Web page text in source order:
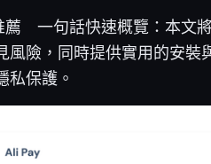
薦 一句話快速概覽：本文
險，同時提供實用的安裝
私保護。